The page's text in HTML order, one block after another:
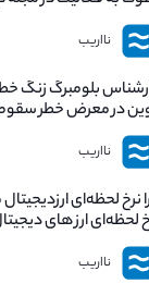
نااریب
بلومبرگ زنگ
در معرض خطر
نااریب
نرخ لحظه‌ای
لحظه‌ای ارز های
نااریب